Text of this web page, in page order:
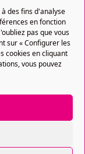
des fins d'analyse
en fonction
pas que vous
sur « Configurer les
cookies en cliquant
vous pouvez
réservés. Une